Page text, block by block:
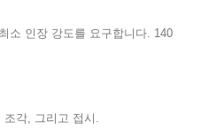
소 인장 강도를 요구합니다. 140
각, 그리고 접시.